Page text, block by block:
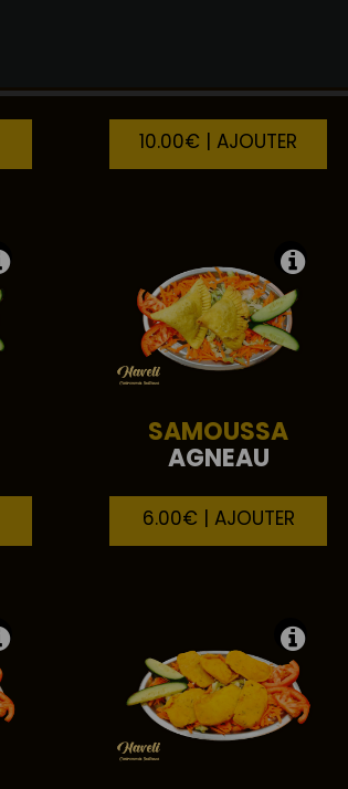
10.00€ | AJOUTER
SAMOUSSA
AGNEAU
6.00€ | AJOUTER